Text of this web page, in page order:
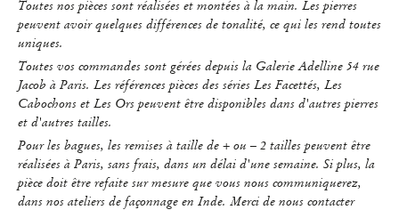
Toutes nos pièces sont réalisées et montées à la main. Les pierres
peuvent avoir quelques différences de tonalité, ce qui les rend toutes
uniques.
Toutes vos commandes sont gérées depuis la Galerie Adelline 54 rue
Jacob à Paris. Les références pièces des séries Les Facettés, Les
Cabochons et Les Ors peuvent être disponibles dans d'autres pierres
et d'autres tailles.
Pour les bagues, les remises à taille de + ou – 2 tailles peuvent être
réalisées à Paris, sans frais, dans un délai d'une semaine. Si plus, la
pièce doit être refaite sur mesure que vous nous communiquerez,
dans nos ateliers de façonnage en Inde. Merci de nous contacter